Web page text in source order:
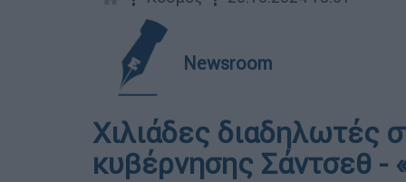
Newsroom
Χιλιάδες διαδηλωτές
κυβέρνησης Σάντσεθ -